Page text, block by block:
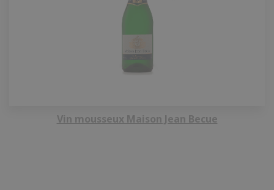
Vin mousseux Maison Jean Becue